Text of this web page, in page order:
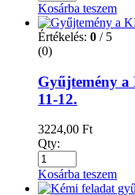
Kosárba teszem
Értékelés: 0 / 5
(0)
Gyűjtemény a
11-12.
3224,00 Ft
Qty:
Kosárba teszem